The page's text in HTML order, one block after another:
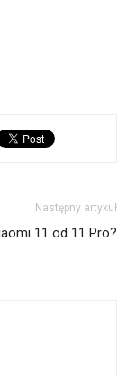
Następny artykuł
11 od 11 Pro?